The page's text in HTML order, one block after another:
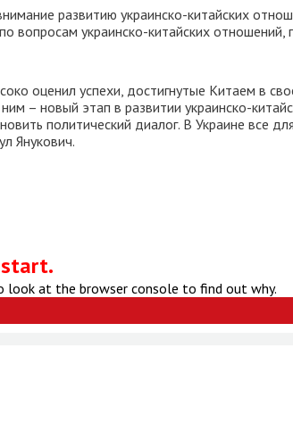
развитию украинско-китайских
вопросам украинско-китайских
оценил успехи, достигнутые Китаем в
– новый этап в развитии украинско-
политический диалог. В Украине все
Янукович.
start.
at the browser console to find out why.